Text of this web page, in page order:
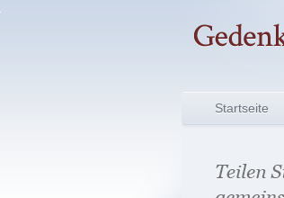
Startseite